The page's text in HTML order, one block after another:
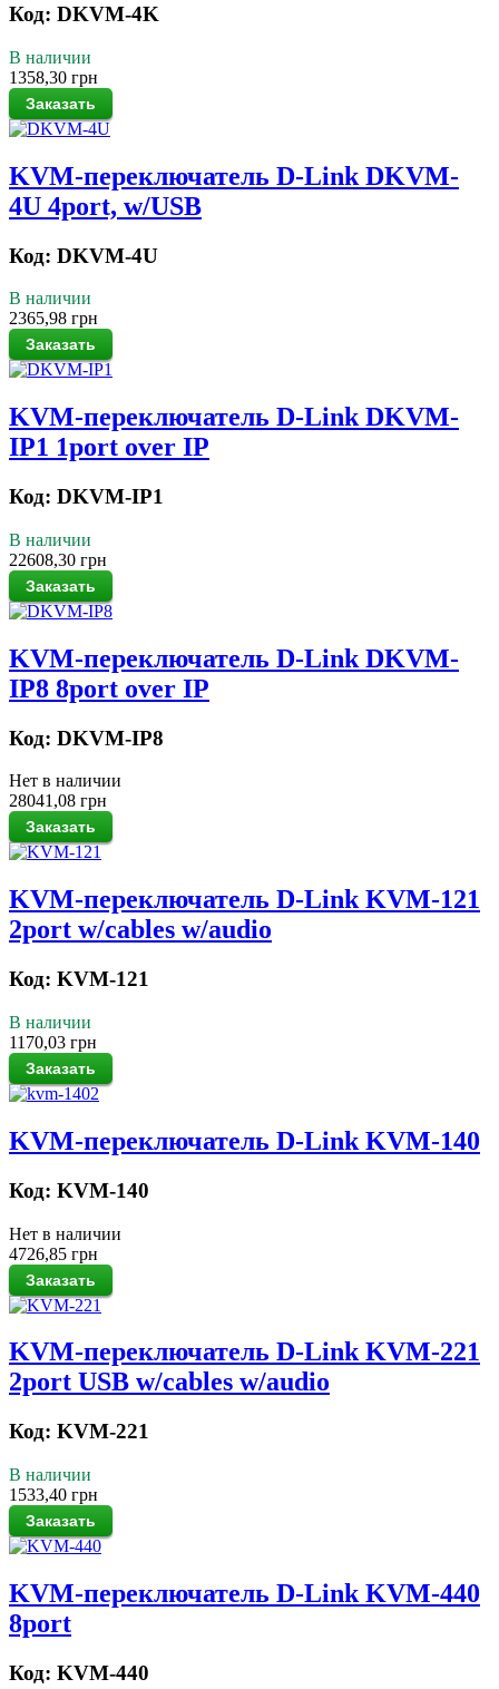
Код: DKVM-4K
В наличии
1358,30 грн
KVM-переключатель D-Link DKVM-
4U 4port, w/USB
Код: DKVM-4U
В наличии
2365,98 грн
KVM-переключатель D-Link DKVM-
IP1 1port over IP
Код: DKVM-IP1
В наличии
22608,30 грн
KVM-переключатель D-Link DKVM-
IP8 8port over IP
Код: DKVM-IP8
Нет в наличии
28041,08 грн
KVM-переключатель D-Link KVM-121
2port w/cables w/audio
Код: KVM-121
В наличии
1170,03 грн
KVM-переключатель D-Link KVM-140
Код: KVM-140
Нет в наличии
4726,85 грн
KVM-переключатель D-Link KVM-221
2port USB w/cables w/audio
Код: KVM-221
В наличии
1533,40 грн
KVM-переключатель D-Link KVM-440
8port
Код: KVM-440